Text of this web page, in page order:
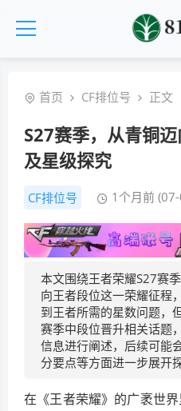
首页 CF排位号 正文
S27赛季，从青铜
及星级探究
CF排位号 1个月前
本文围绕王者荣耀S27赛
向王者段位这一荣耀征程
到王者所需的星数问题，
赛季中段位晋升相关话题
信息进行阐述，后续可能
分要点等方面进一步展开探
在《王者荣耀》的广袤世